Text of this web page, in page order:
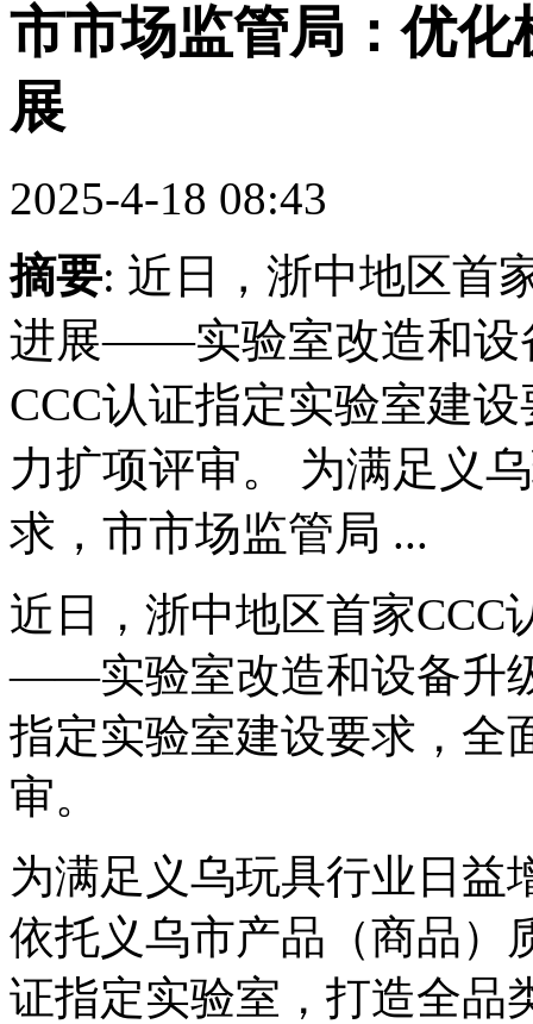
市市场监管局：优
展
2025-4-18 08:43
摘要: 近日，浙中地区首
进展——实验室改造和设
CCC认证指定实验室建
力扩项评审。 为满足义
求，市市场监管局 ...
近日，浙中地区首家CCC
——实验室改造和设备升
指定实验室建设要求，全
审。
为满足义乌玩具行业日益
依托义乌市产品（商品）
证指定实验室，打造全品